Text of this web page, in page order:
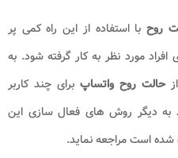
روح با استفاده از این راه کمی پر
مورد نظر به کار گرفته شود. به
حالت روح واتساپبرای چند کاربر
به دیگر روش های فعال سازی این
شده است مراجعه نماید.